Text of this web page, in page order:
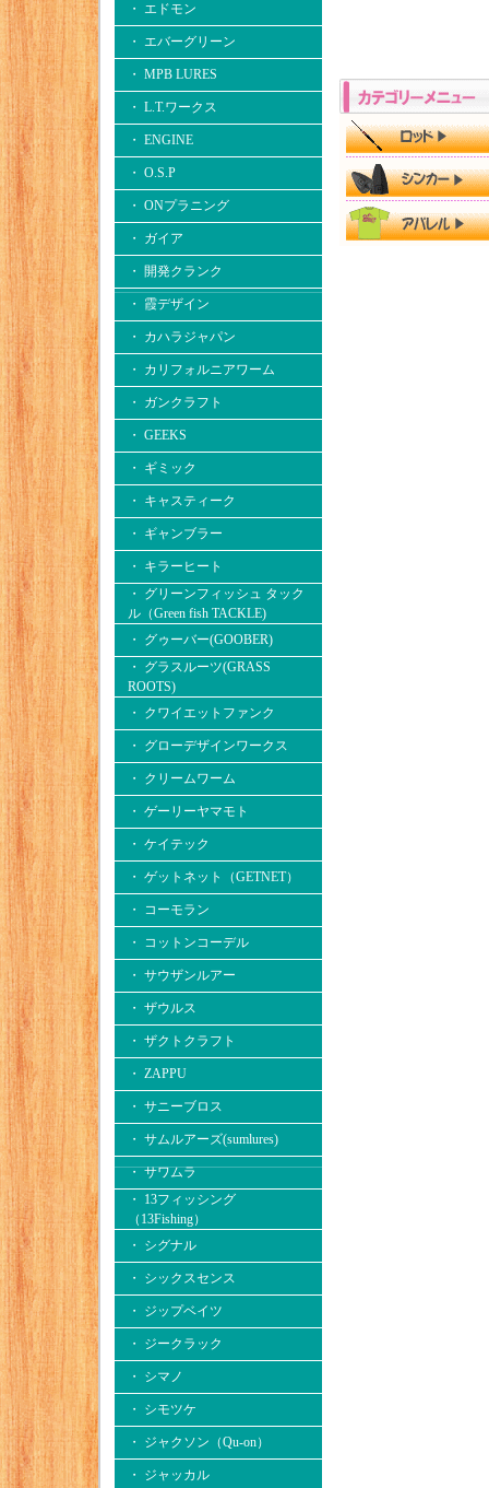
・ エドモン
・ エバーグリーン
・ MPB LURES
・ L.T.ワークス
・ ENGINE
・ O.S.P
・ ONプラニング
・ ガイア
・ 開発クランク
・ 霞デザイン
・ カハラジャパン
・ カリフォルニアワーム
・ ガンクラフト
・ GEEKS
・ ギミック
・ キャスティーク
・ ギャンブラー
・ キラーヒート
・ グリーンフィッシュ タック
ル（Green fish TACKLE)
・ グゥーバー(GOOBER)
・ グラスルーツ(GRASS
ROOTS)
・ クワイエットファンク
・ グローデザインワークス
・ クリームワーム
・ ゲーリーヤマモト
・ ケイテック
・ ゲットネット（GETNET）
・ コーモラン
・ コットンコーデル
・ サウザンルアー
・ ザウルス
・ ザクトクラフト
・ ZAPPU
・ サニーブロス
・ サムルアーズ(sumlures)
・ サワムラ
・ 13フィッシング
（13Fishing）
・ シグナル
・ シックスセンス
・ ジップベイツ
・ ジークラック
・ シマノ
・ シモツケ
・ ジャクソン（Qu-on）
・ ジャッカル